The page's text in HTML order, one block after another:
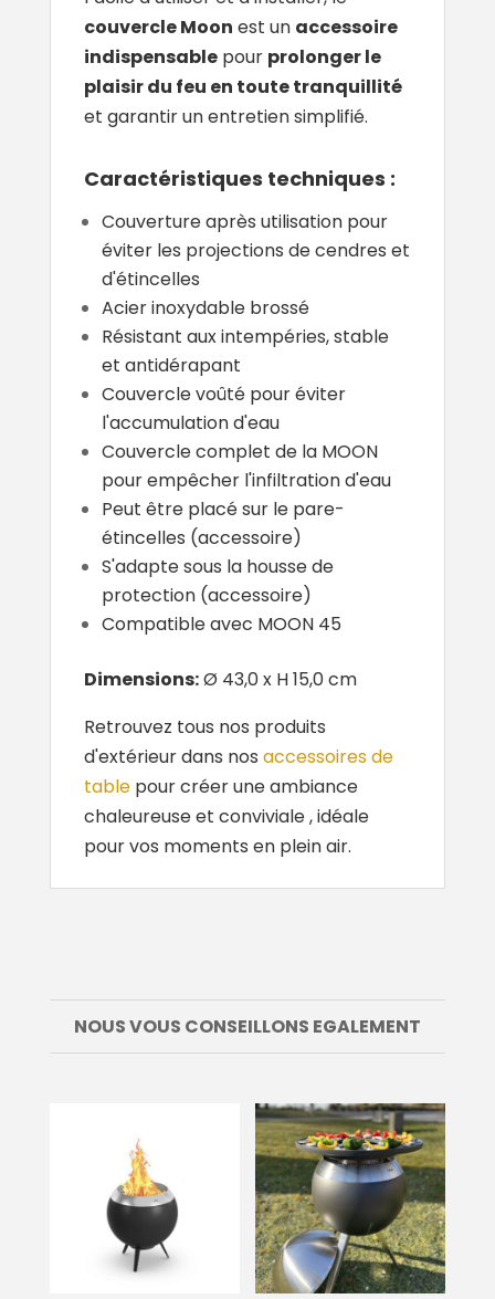
couvercle Moon est un accessoire
indispensablepour prolonger le
plaisir du feu en toute tranquillité
et garantir un entretien simplifié.
Caractéristiques techniques :
Couverture après utilisation pour
éviter les projections de cendres et
d'étincelles
Acier inoxydable brossé
Résistant aux intempéries, stable
et antidérapant
Couvercle voûté pour éviter
l'accumulation d'eau
Couvercle complet de la MOON
pour empêcher l'infiltration d'eau
Peut être placé sur le pare-
étincelles (accessoire)
S'adapte sous la housse de
protection (accessoire)
Compatible avec MOON 45
Dimensions:Ø 43,0 x H 15,0 cm
Retrouvez tous nos produits
d'extérieur dans nos accessoires de
tablepour créer une ambiance
chaleureuse et conviviale , idéale
pour vos moments en plein air.
NOUS VOUS CONSEILLONS EGALEMENT